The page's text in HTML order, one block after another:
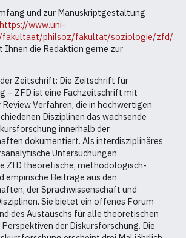
und zur Manuskriptgestaltung
https://www.uni-
fakultaet/philsoz/fakultat/soziologie/zfd/.
Ihnen die Redaktion gerne zur
Zeitschrift: Die Zeitschrift für
– ZFD ist eine Fachzeitschrift mit
Verfahren, die in hochwertigen
Disziplinen das wachsende
innerhalb der
dokumentiert. Als interdisziplinäres
Untersuchungen
ZfD theoretische, methodologisch-
empirische Beiträge aus den
der Sprachwissenschaft und
Sie bietet ein offenes Forum
des Austauschs für alle theoretischen
der Diskursforschung. Die